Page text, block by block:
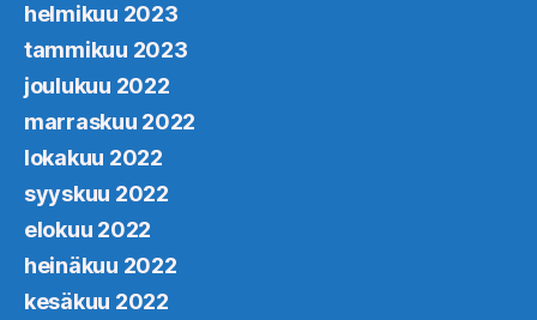
helmikuu 2023
tammikuu 2023
joulukuu 2022
marraskuu 2022
lokakuu 2022
syyskuu 2022
elokuu 2022
heinäkuu 2022
kesäkuu 2022